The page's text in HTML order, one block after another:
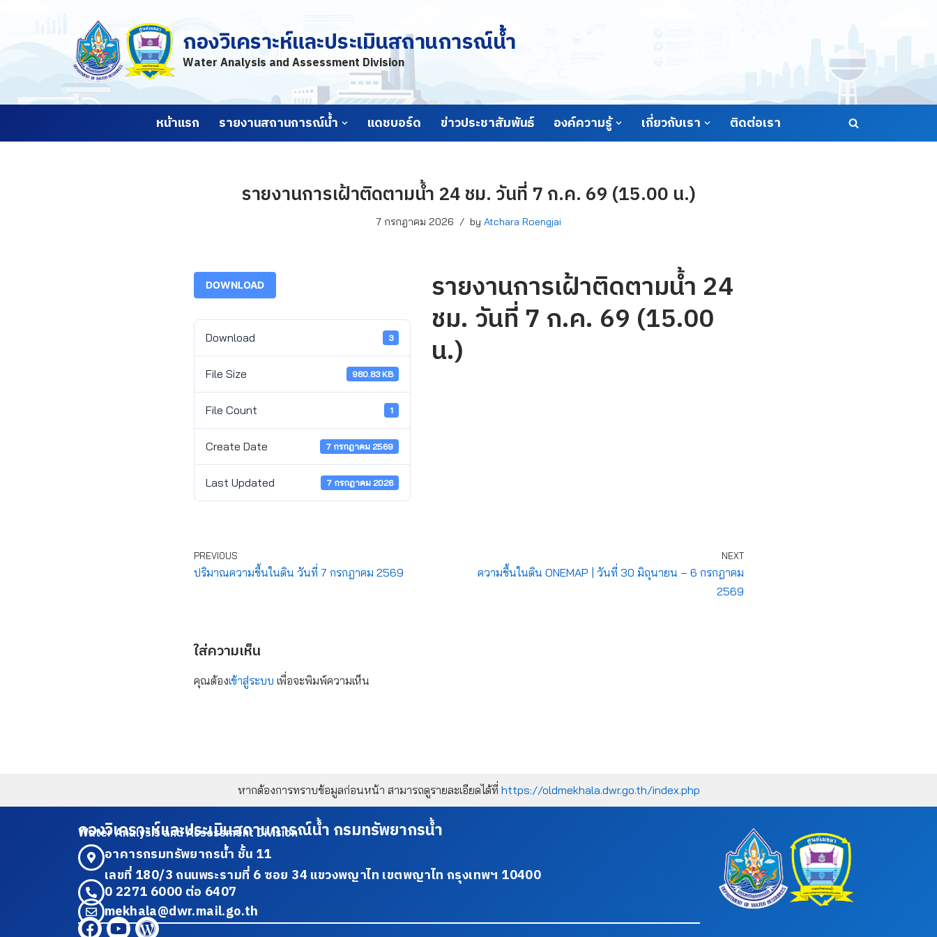
กองวิเคราะห์และประเมินสถานการณ์น้ำ
Water Analysis and Assessment Division
หน้าแรก รายงานสถานการณ์น้ำ แดชบอร์ด ข่าวประชาสัมพันธ์ องค์ความรู้ เกี่ยวกับเรา ติดต่อเรา
รายงานการเฝ้าติดตามน้ำ 24 ชม. วันที่ 7 ก.ค. 69 (15.00 น.)
7 กรกฎาคม 2026 by Atchara Roengjai
DOWNLOAD
Download 3
File Size 980.83 KB
File Count 1
Create Date 7 กรกฎาคม 2569
Last Updated 7 กรกฎาคม 2026
รายงานการเฝ้าติดตามน้ำ 24
ชม. วันที่ 7 ก.ค. 69 (15.00
น.)
PREVIOUS
ปริมาณความชื้นในดิน วันที่ 7 กรกฎาคม 2569
NEXT
ความชื้นในดิน ONEMAP | วันที่ 30 มิถุนายน – 6 กรกฎาคม
2569
ใส่ความเห็น
คุณต้องเข้าสู่ระบบ เพื่อจะพิมพ์ความเห็น
หากต้องการทราบข้อมูลก่อนหน้า สามารถดูรายละเอียดได้ที่ https://oldmekhala.dwr.go.th/index.php
กองวิเคราะห์และประเมินสถานการณ์น้ำ กรมทรัพยากรน้ำ
Water Analysis and Assessment Division
อาคารกรมทรัพยากรน้ำ ชั้น 11
เลขที่ 180/3 ถนนพระรามที่ 6 ซอย 34 แขวงพญาไท เขตพญาไท กรุงเทพฯ 10400
0 2271 6000 ต่อ 6407
mekhala@dwr.mail.go.th